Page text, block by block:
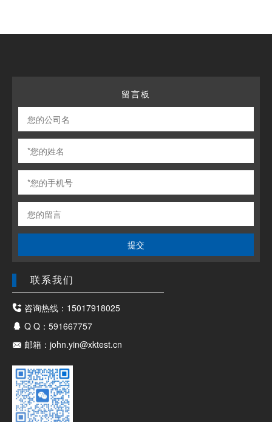
留言板
提交
联系我们
咨询热线：15017918025
Q Q：591667757
邮箱：john.yin@xktest.cn